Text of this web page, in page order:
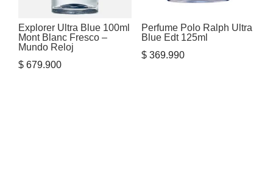
Explorer Ultra Blue 100ml
Mont Blanc Fresco –
Mundo Reloj
$ 679.900
Perfume Polo Ralph Ultra
Blue Edt 125ml
$369.990